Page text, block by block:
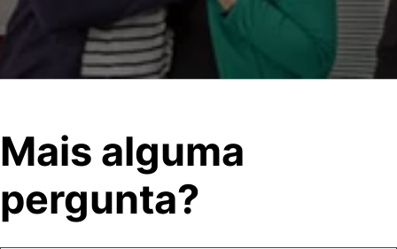
Mais alguma
pergunta?